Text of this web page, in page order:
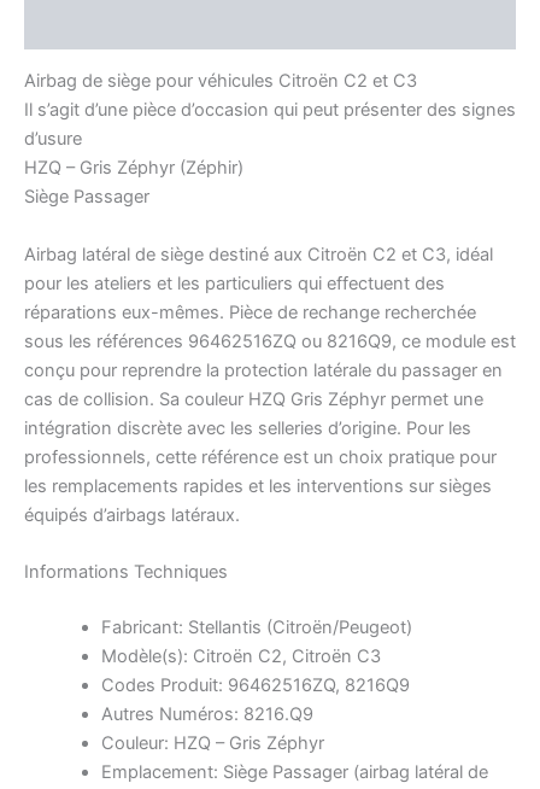
Airbag de siège pour véhicules Citroën C2 et C3
Il s’agit d’une pièce d’occasion qui peut présenter des signes
d’usure
HZQ – Gris Zéphyr (Zéphir)
Siège Passager
Airbag latéral de siège destiné aux Citroën C2 et C3, idéal
pour les ateliers et les particuliers qui effectuent des
réparations eux-mêmes. Pièce de rechange recherchée
sous les références 96462516ZQ ou 8216Q9, ce module est
conçu pour reprendre la protection latérale du passager en
cas de collision. Sa couleur HZQ Gris Zéphyr permet une
intégration discrète avec les selleries d’origine. Pour les
professionnels, cette référence est un choix pratique pour
les remplacements rapides et les interventions sur sièges
équipés d’airbags latéraux.
Informations Techniques
Fabricant: Stellantis (Citroën/Peugeot)
Modèle(s): Citroën C2, Citroën C3
Codes Produit: 96462516ZQ, 8216Q9
Autres Numéros: 8216.Q9
Couleur: HZQ – Gris Zéphyr
Emplacement: Siège Passager (airbag latéral de